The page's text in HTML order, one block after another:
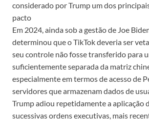
considerado por Trump um dos
pacto
Em 2024, ainda sob a gestão de Joe
determinou que o TikTok deveria ser
seu controle não fosse transferido para
suficientemente separada da matriz
especialmente em termos de acesso de
servidores que armazenam dados de
Trump adiou repetidamente a aplicação
sucessivas ordens executivas, mais